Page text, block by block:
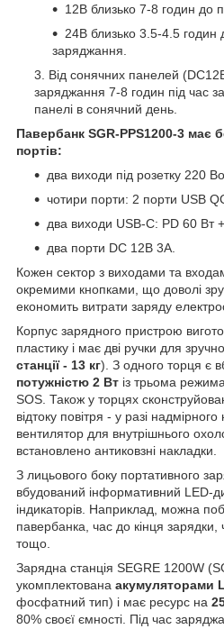
12В близько 7-8 годин до
24В близько 3.5-4.5 годин
заряджання.
Від сонячних панелей
заряджання 7-8 годин під час
панелі в сонячний день.
Павербанк SGR-PPS1200-3 має
портів:
два виходи під розетку 220
чотири порти: 2 порти USB
два виходи USB-С: PD 60 Вт
два порти DC 12В 3А.
Кожен сектор з виходами та
окремими кнопками, що доволі
економить витрати заряду
Корпус зарядного пристрою
пластику і має дві ручки для
станції - 13 кг). З одного торця є
потужністю 2 Вт із трьома
SOS. Також у торцях
відтоку повітря - у разі
вентилятор для внутрішнього
встановлено антиковзні накладки.
З лицьового боку портативного
вбудований інформативний LED-
індикаторів. Наприклад, можна
павербанка, час до кінця зарядки,
тощо.
Зарядна станція SEGRE 1200W
укомплектована акумуляторами
фосфатний тип) і має ресурс на
80% своєї ємності. Під час